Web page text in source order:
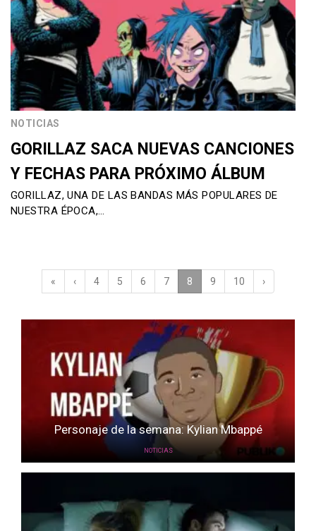
NOTICIAS
GORILLAZ SACA NUEVAS CANCIONES
Y FECHAS PARA PRÓXIMO ÁLBUM
GORILLAZ, UNA DE LAS BANDAS MÁS POPULARES DE
NUESTRA ÉPOCA,…
« ‹ 4 5 6 7 8 (current)
9 10 ›
Personaje de la semana: Kylian Mbappé
NOTICIAS